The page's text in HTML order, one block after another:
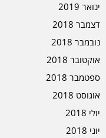
ינואר 2019
דצמבר 2018
נובמבר 2018
אוקטובר 2018
ספטמבר 2018
אוגוסט 2018
יולי 2018
יוני 2018